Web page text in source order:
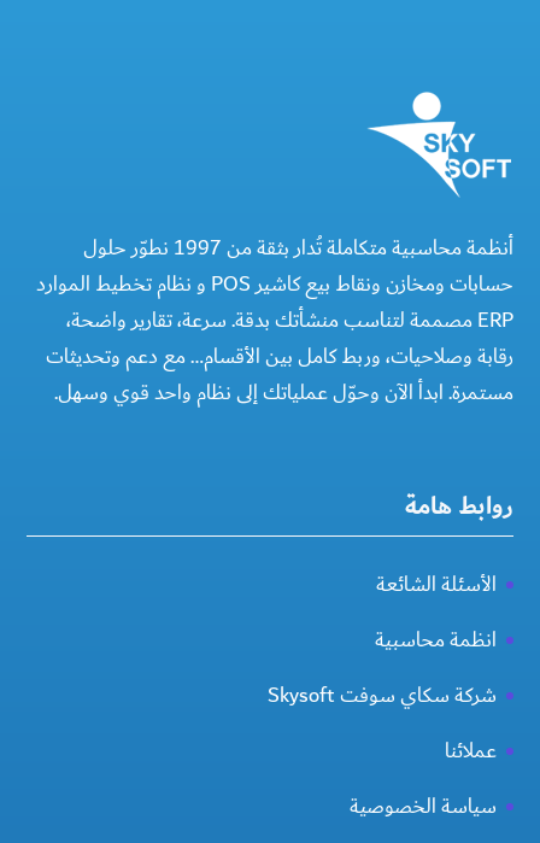
أنظمة محاسبية متكاملة تُدار بثقة من 1997 نطوّر حلول
حسابات ومخازن ونقاط بيع كاشير POS و نظام تخطيط الموارد
ERP مصممة لتناسب منشأتك بدقة. سرعة، تقارير واضحة،
رقابة وصلاحيات، وربط كامل بين الأقسام… مع دعم وتحديثات
مستمرة. ابدأ الآن وحوّل عملياتك إلى نظام واحد قوي وسهل.
روابط هامة
الأسئلة الشائعة
انظمة محاسبية
شركة سكاي سوفت Skysoft
عملائنا
سياسة الخصوصية